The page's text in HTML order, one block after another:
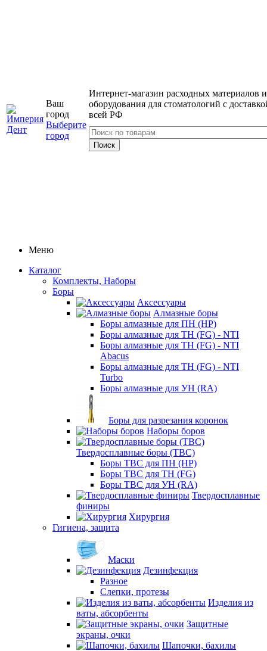
Ваш
город
Выберите
город
Интернет-магазин расходных материалов и
оборудования для стоматологий с
всей РФ
Меню
Каталог
Комплекты, Наборы
Боры
Аксессуары
Алмазные боры
Боры алмазные для ПН (HP)
Боры алмазные для ТН (FG) - NTI
Боры алмазные для ТН (FG) - NTI
Abacus
Боры алмазные для ТН (FG) - NTI
Turbo
Боры алмазные для УН (RA)
Боры для разрезания коронок
Наборы боров
Твердосплавные боры (ТВС)
Боры ТВС для ПН (HP)
Боры ТВС для ТН (FG)
Боры ТВС для УН (RA)
Твердосплавные
финиры
Хирургия
Гигиена, защита
Маски
Дезинфекция
Разное
Слепки, протезы
Изделия из
ваты, абсорбенты
Защитные
экраны, очки
Шапочки, бахилы